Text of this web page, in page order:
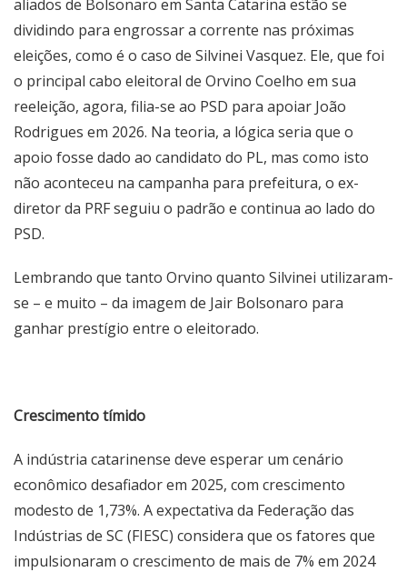
aliados de Bolsonaro em Santa Catarina estão se
dividindo para engrossar a corrente nas próximas
eleições, como é o caso de Silvinei Vasquez. Ele, que foi
o principal cabo eleitoral de Orvino Coelho em sua
reeleição, agora, filia-se ao PSD para apoiar João
Rodrigues em 2026. Na teoria, a lógica seria que o
apoio fosse dado ao candidato do PL, mas como isto
não aconteceu na campanha para prefeitura, o ex-
diretor da PRF seguiu o padrão e continua ao lado do
PSD.
Lembrando que tanto Orvino quanto Silvinei utilizaram-
se – e muito – da imagem de Jair Bolsonaro para
ganhar prestígio entre o eleitorado.
Crescimento tímido
A indústria catarinense deve esperar um cenário
econômico desafiador em 2025, com crescimento
modesto de 1,73%. A expectativa da Federação das
Indústrias de SC (FIESC) considera que os fatores que
impulsionaram o crescimento de mais de 7% em 2024